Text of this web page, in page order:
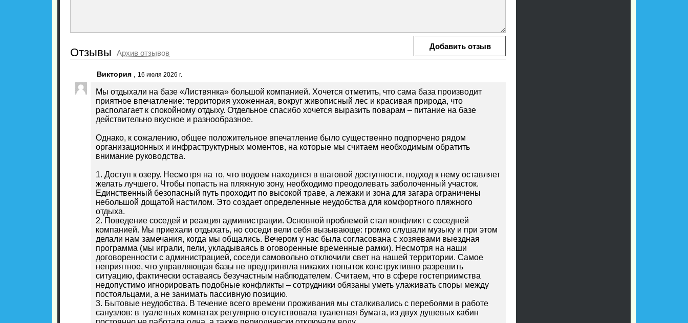
Отзывы Архив отзывов
Виктория 16 июля 2026 г.
Мы отдыхали на базе «Листвянка» большой компанией. Хочется отметить, что сама база производит
приятное впечатление: территория ухоженная, вокруг живописный лес и красивая природа, что
располагает к спокойному отдыху. Отдельное спасибо хочется выразить поварам – питание на базе
действительно вкусное и разнообразное.
Однако, к сожалению, общее положительное впечатление было существенно подпорчено рядом
организационных и инфраструктурных моментов, на которые мы считаем необходимым обратить
внимание руководства.
1. Доступ к озеру. Несмотря на то, что водоем находится в шаговой доступности, подход к нему оставляет
желать лучшего. Чтобы попасть на пляжную зону, необходимо преодолевать заболоченный участок.
Единственный безопасный путь проходит по высокой траве, а лежаки и зона для загара ограничены
небольшой дощатой настилом. Это создает определенные неудобства для комфортного пляжного
отдыха.
2. Поведение соседей и реакция администрации. Основной проблемой стал конфликт с соседней
компанией. Мы приехали отдыхать, но соседи вели себя вызывающе: громко слушали музыку и при этом
делали нам замечания, когда мы общались. Вечером у нас была согласована с хозяевами выездная
программа (мы играли, пели, укладываясь в оговоренные временные рамки). Несмотря на наши
договоренности с администрацией, соседи самовольно отключили свет на нашей территории. Самое
неприятное, что управляющая базы не предприняла никаких попыток конструктивно разрешить
ситуацию, фактически оставаясь безучастным наблюдателем. Считаем, что в сфере гостеприимства
недопустимо игнорировать подобные конфликты – сотрудники обязаны уметь улаживать споры между
постояльцами, а не занимать пассивную позицию.
3. Бытовые неудобства. В течение всего времени проживания мы сталкивались с перебоями в работе
санузлов: в туалетных комнатах регулярно отсутствовала туалетная бумага, из двух душевых кабин